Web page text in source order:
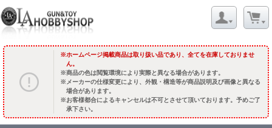
ホームページ掲載商品は取り扱い品であり、全てを在庫しておりませ
ん。
商品の色は閲覧環境により実際と異なる場合があります。
メーカーの仕様変更により、外観・構造等が商品説明及び画像と異なる
場合があります。
お客様都合によるキャンセルは不可とさせて頂いております。予めご了
承下さい。